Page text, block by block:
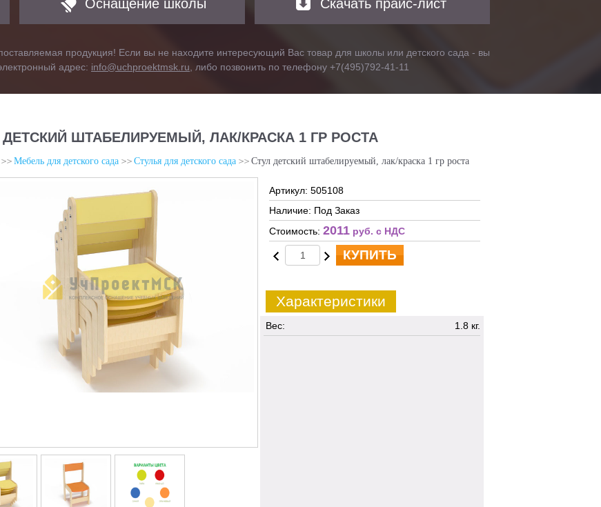
Оснащение школы Скачать прайс-лист
продукция! Если вы не находите интересующий Вас товар для школы или детского сада - вы
адрес: info@uchproektmsk.ru , либо позвонить по телефону +7(495)792-41-11
ДЕТСКИЙ ШТАБЕЛИРУЕМЫЙ, ЛАК/КРАСКА 1 ГР РОСТА
Мебель для детского сада Стулья для детского сада Стул детский штабелируемый, лак/краска 1 гр роста
Артикул: 505108
Наличие: Под Заказ
Стоимость: 2011 руб. c НДС
КУПИТЬ
Характеристики
Вес: 1.8 кг.